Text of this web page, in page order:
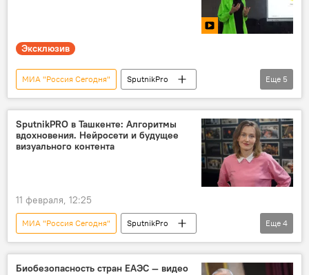
Эксклюзив
МИА "Россия Сегодня"
SputnikPro
проект
Образование
журналистика
мастер-класс
студенты
Видео
Еще 5
SputnikPRO в Ташкенте: Алгоритмы
вдохновения. Нейросети и будущее
визуального контента
11 февраля, 12:25
МИА "Россия Сегодня"
SputnikPro
Лекция
проект
Образование
Фото
Еще 4
Биобезопасность стран ЕАЭС — видео